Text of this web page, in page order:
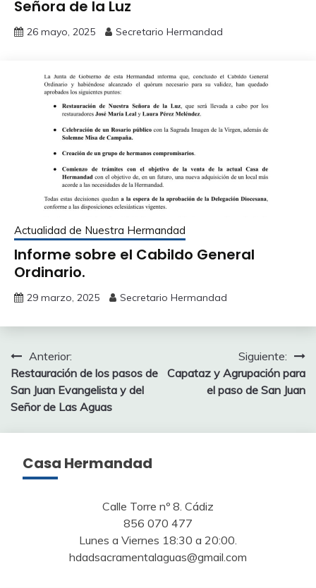
Señora de la Luz
26 mayo, 2025 Secretario Hermandad
Actualidad de Nuestra Hermandad
Informe sobre el Cabildo General
Ordinario.
29 marzo, 2025 Secretario Hermandad
Navegación
de
entradas
Anterior:
Restauración de los pasos de
San Juan Evangelista y del
Señor de Las Aguas
Siguiente:
Capataz y Agrupación para
el paso de San Juan
Casa Hermandad
Calle Torre nº 8. Cádiz
856 070 477
Lunes a Viernes 18:30 a 20:00.
hdadsacramentalaguas@gmail.com